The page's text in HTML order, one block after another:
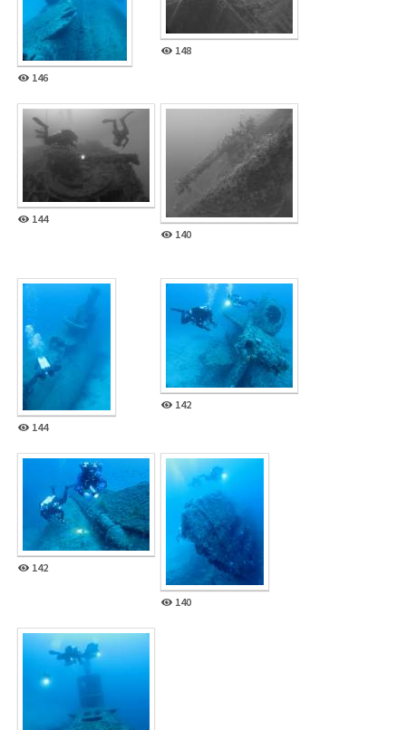
146
148
144
140
144
142
142
140